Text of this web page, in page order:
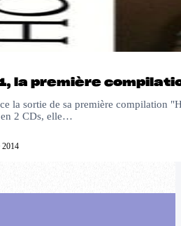
1, la première
la sortie de sa première
2 CDs, elle…